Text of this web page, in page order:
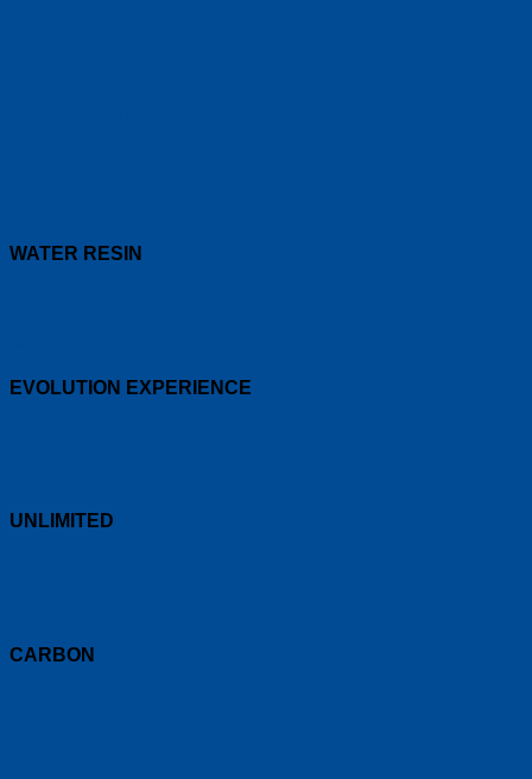
WATER RESIN
EVOLUTION EXPERIENCE
UNLIMITED
CARBON